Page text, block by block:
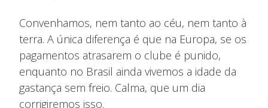
Convenhamos, nem tanto ao céu, nem tanto à
terra. A única diferença é que na Europa, se os
pagamentos atrasarem o clube é punido,
enquanto no Brasil ainda vivemos a idade da
gastança sem freio. Calma, que um dia
corrigiremos isso.